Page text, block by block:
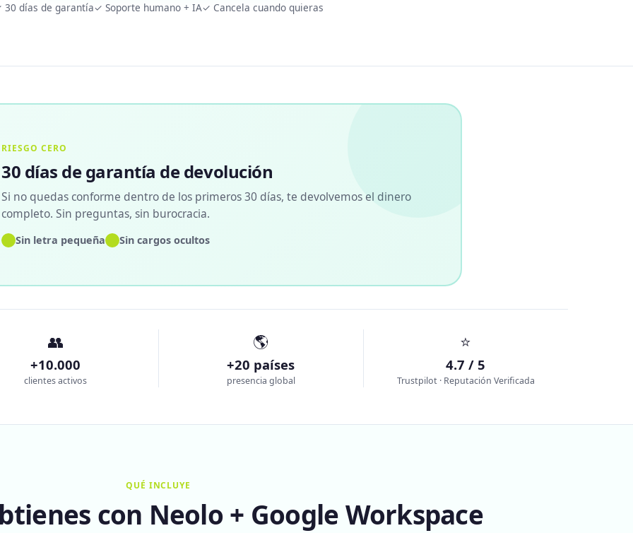
30 días de garantía✓ Soporte humano + IA✓ Cancela cuando quieras
RIESGO CERO
30 días de garantía de devolución
Si no quedas conforme dentro de los primeros 30 días, te devolvemos el dinero
completo. Sin preguntas, sin burocracia.
✓Sin letra pequeña ✓Sin cargos ocultos
👥
+10.000
clientes activos
🌎
+20 países
presencia global
⭐
4.7 / 5
Trustpilot · Reputación Verificada
QUÉ INCLUYE
con Neolo + Google Workspace